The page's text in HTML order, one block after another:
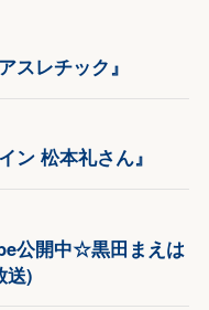
スレチック』
ン 松本礼さん』
公開中☆黒田まえは
送)